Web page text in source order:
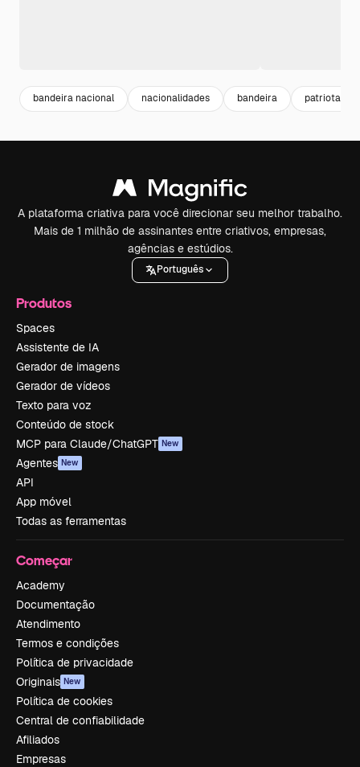
bandeira nacional nacionalidades bandeira patriota
A plataforma criativa para você direcionar seu melhor trabalho.
Mais de 1 milhão de assinantes entre criativos, empresas,
agências e estúdios.
Português
Produtos
Spaces
Assistente de IA
Gerador de imagens
Gerador de vídeos
Texto para voz
Conteúdo de stock
MCP para Claude/ChatGPT New
Agentes New
API
App móvel
Todas as ferramentas
Começar
Academy
Documentação
Atendimento
Termos e condições
Política de privacidade
Originais New
Política de cookies
Central de confiabilidade
Afiliados
Empresas